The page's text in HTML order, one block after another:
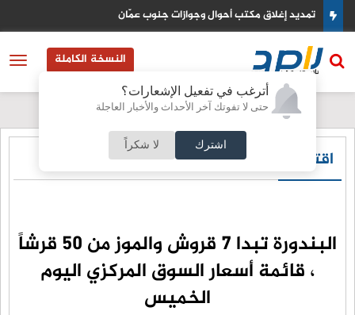
أترغب في تفعيل الإشعارات؟
حتى لا تفوتك آخر الأحداث والأخبار العاجلة
اشترك لا شكراً
تمديد إغلاق مكتب أحوال وجوازات جنوب عمّان
النسخة الكاملة
اقتصادي
البندورة تبدا 7 قروش والموز من 50 قرشاً
، قائمة أسعار السوق المركزي اليوم
الخميس